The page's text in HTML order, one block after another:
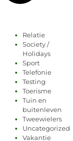
Relatie
Society /
Holidays
Sport
Telefonie
Testing
Toerisme
Tuin en
buitenleven
Tweewielers
Uncategorized
Vakantie